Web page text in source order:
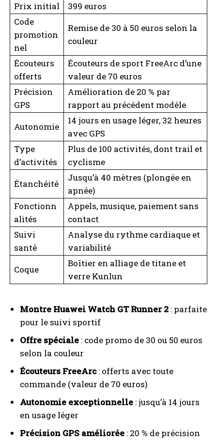
I WANT IN
I've read and accept thePrivacy Policy
A LIRE : Code Vein II : date de lancement, détails
exclusifs, intrigue captivante, offres spéciales et
codes promo à ne pas manquer !
Prix initial
399 euros
Code
promotion
nel
Remise de 30 à 50 euros selon la
couleur
Écouteurs
offerts
Écouteurs de sport FreeArc d’une
valeur de 70 euros
Précision
GPS
Amélioration de 20 % par
rapport au précédent modèle
Autonomie
14 jours en usage léger, 32 heures
avec GPS
Type
d’activités
Plus de 100 activités, dont trail et
cyclisme
Étanchéité
Jusqu’à 40 mètres (plongée en
apnée)
Fonctionn
alités
Appels, musique, paiement sans
contact
Suivi
santé
Analyse du rythme cardiaque et
variabilité
Coque
Boîtier en alliage de titane et
verre Kunlun
Montre Huawei Watch GT Runner 2 : parfaite
pour le suivi sportif
Offre spéciale : code promo de 30 ou 50 euros
selon la couleur
Écouteurs FreeArc: offerts avec toute
commande (valeur de 70 euros)
Autonomie exceptionnelle : jusqu’à 14 jours
en usage léger
Précision GPS améliorée : 20 % de précision